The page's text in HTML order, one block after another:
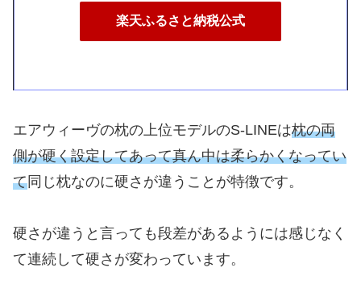
楽天ふるさと納税公式
エアウィーヴの枕の上位モデルのS-LINEは枕の両
側が硬く設定してあって真ん中は柔らかくなってい
て同じ枕なのに硬さが違うことが特徴です。
硬さが違うと言っても段差があるようには感じなく
て連続して硬さが変わっています。